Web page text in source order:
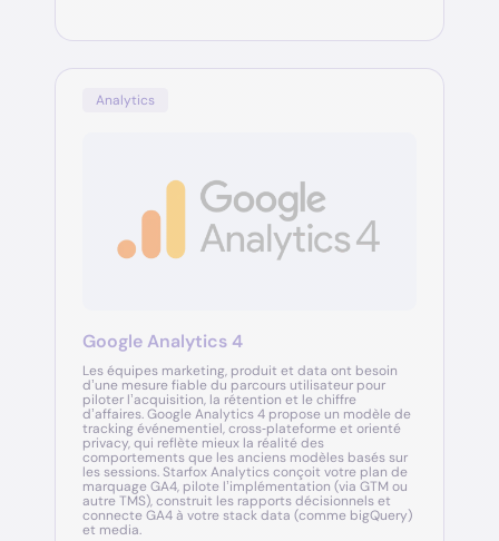
Analytics
Google Analytics 4
Les équipes marketing, produit et data ont besoin
d’une mesure fiable du parcours utilisateur pour
piloter l’acquisition, la rétention et le chiffre
d’affaires. Google Analytics 4 propose un modèle de
tracking événementiel, cross‑plateforme et orienté
privacy, qui reflète mieux la réalité des
comportements que les anciens modèles basés sur
les sessions. Starfox Analytics conçoit votre plan de
marquage GA4, pilote l’implémentation (via GTM ou
autre TMS), construit les rapports décisionnels et
connecte GA4 à votre stack data (comme bigQuery)
et media.